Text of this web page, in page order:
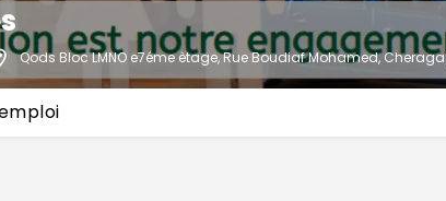
Qods Bloc LMNO e7éme ètage, Rue Boudiaf Mohamed, Cheraga